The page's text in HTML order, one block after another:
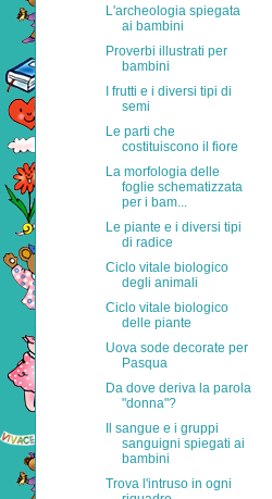
L'archeologia spiegata
ai bambini
Proverbi illustrati per
bambini
I frutti e i diversi tipi di
semi
Le parti che
costituiscono il fiore
La morfologia delle
foglie schematizzata
per i bam...
Le piante e i diversi tipi
di radice
Ciclo vitale biologico
degli animali
Ciclo vitale biologico
delle piante
Uova sode decorate per
Pasqua
Da dove deriva la parola
"donna"?
Il sangue e i gruppi
sanguigni spiegati ai
bambini
Trova l'intruso in ogni